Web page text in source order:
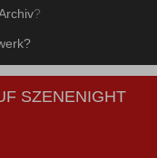
?
SZENENIGHT